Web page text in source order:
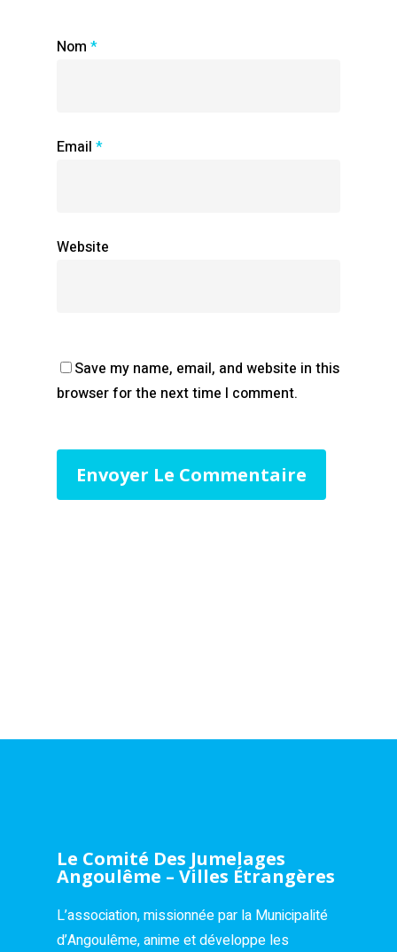
Nom *
Email *
Website
Save my name, email, and website in this
browser for the next time I comment.
Le Comité Des Jumelages
Angoulême – Villes Étrangères
L’association, missionnée par la Municipalité
d’Angoulême, anime et développe les